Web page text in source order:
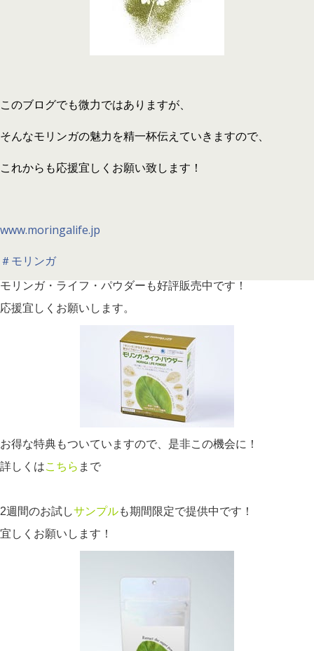
このブログでも微力ではありますが、
そんなモリンガの魅力を精一杯伝えていきますので、
これからも応援宜しくお願い致します！
www.moringalife.jp
＃モリンガ
モリンガ・ライフ・パウダーも好評販売中です！
応援宜しくお願いします。
お得な特典もついていますので、是非この機会に！
詳しくはこちら まで
2週間のお試しサンプルも期間限定で提供中です！
宜しくお願いします！